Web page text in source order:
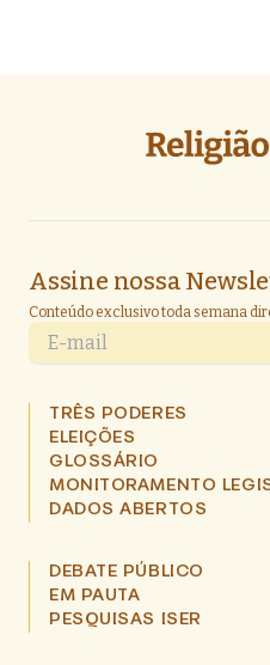
Assine nossa
Conteúdo exclusivo toda semana
E-mail
TRÊS PODERES
ELEIÇÕES
GLOSSÁRIO
MONITORAMENTO
DADOS ABERTOS
DEBATE PÚBLICO
EM PAUTA
PESQUISAS ISER